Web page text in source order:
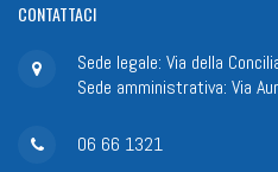
CONTATTACI
Sede legale: Via della
Sede amministrativa: Via
06 66 1321